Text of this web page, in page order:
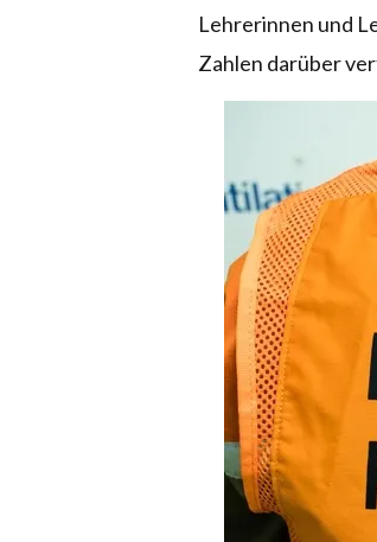
Lehrerinnen und
Zahlen darüber